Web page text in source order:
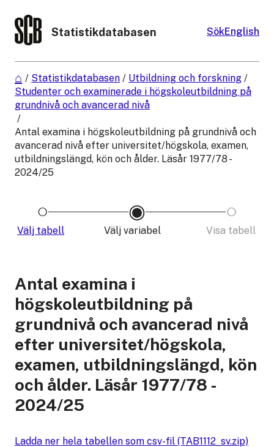
Statistikdatabasen SökEnglish
/ Statistikdatabasen / Utbildning och forskning /
Studenter och examinerade i högskoleutbildning på
grundnivå och avancerad nivå
/
Antal examina i högskoleutbildning på grundnivå och
avancerad nivå efter universitet/högskola, examen,
utbildningslängd, kön och ålder. Läsår 1977/78 -
2024/25
Välj tabell Välj variabel Visa tabell
Antal examina i
högskoleutbildning på
grundnivå och avancerad nivå
efter universitet/högskola,
examen, utbildningslängd, kön
och ålder. Läsår 1977/78 -
2024/25
Ladda ner hela tabellen som csv-fil (TAB1112_sv.zip)